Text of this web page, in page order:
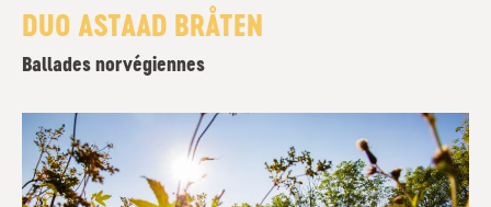
DUO ASTAAD BRÅTEN
Ballades norvégiennes